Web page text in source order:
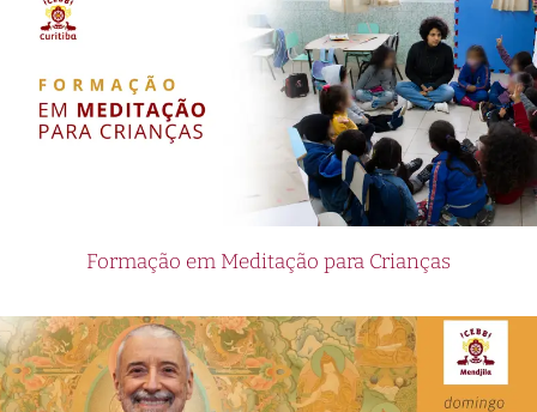
Formação em Meditação para Crianças